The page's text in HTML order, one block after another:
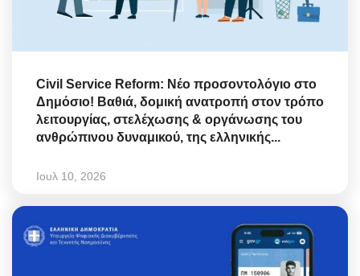
Civil Service Reform: Νέο προσοντολόγιο στο
Δημόσιο! Βαθιά, δομική ανατροπή στον τρόπο
λειτουργίας, στελέχωσης & οργάνωσης του
ανθρώπινου δυναμικού, της ελληνικής...
Ιουλ 10, 2026